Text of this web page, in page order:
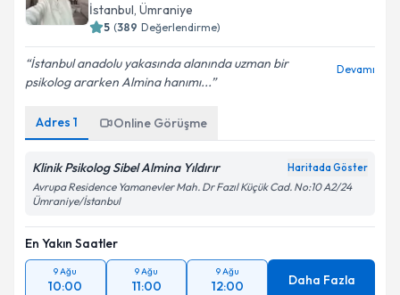
İstanbul, Ümraniye
5 (389 Değerlendirme)
İstanbul anadolu yakasında alanında uzman bir
psikolog ararken Almina hanımı...
Devamı
Adres 1 Online Görüşme
Klinik Psikolog Sibel Almina Yıldırır Haritada Göster
Avrupa Residence Yamanevler Mah. Dr Fazıl Küçük Cad. No:10 A2/24
Ümraniye/İstanbul
En Yakın Saatler
9 Ağu
10:00
9 Ağu
11:00
9 Ağu
12:00 Daha Fazla